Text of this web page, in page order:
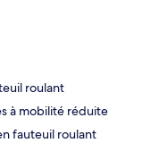
roulant
à mobilité réduite
fauteuil roulant